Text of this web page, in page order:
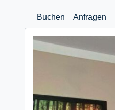
Buchen Anfragen